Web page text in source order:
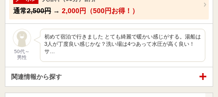
通常2,500円 → 2,000円（500円お得！）
50代～
男性
初めて宿泊で行きました とても綺麗で暖かい感じがする。湯船は
3人が丁度良い感じかな？洗い場は4つあって水圧が高く良い！
サ…
関連情報から探す